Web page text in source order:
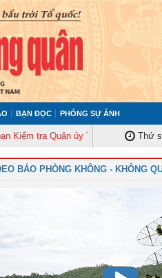
BẠN ĐỌC PHÓNG SỰ ẢNH
ủy Trung ương tập huấn nghiệp
Thứ
BÁO PHÒNG KHÔNG - KHÔNG